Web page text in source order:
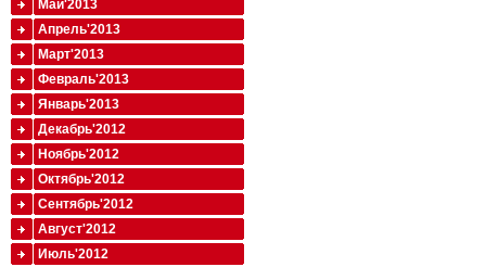
Май'2013
Апрель'2013
Март'2013
Февраль'2013
Январь'2013
Декабрь'2012
Ноябрь'2012
Октябрь'2012
Сентябрь'2012
Август'2012
Июль'2012